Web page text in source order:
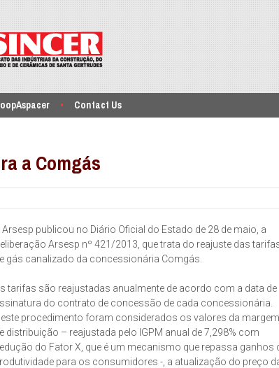
Contact Us
a Comgás
Arsesp publicou no Diário Oficial do Estado de 28 de maio, a
Arsesp nº 421/2013, que trata do reajuste das
gás canalizado da concessionária Comgás.
tarifas são reajustadas anualmente de acordo com a data de
do contrato de concessão de cada concessionária.
procedimento foram considerados os valores da margem
distribuição – reajustada pelo IGPM anual de 7,298% com
do Fator X, que é um mecanismo que repassa ganhos
para os consumidores -, a atualização do preço